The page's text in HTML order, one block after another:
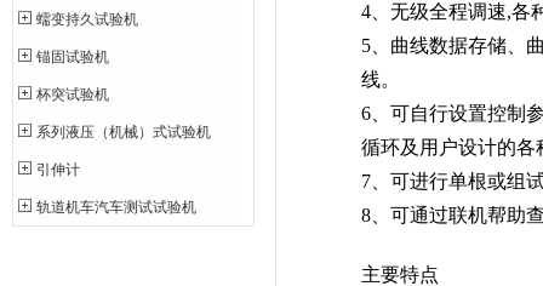
蠕变持久试验机
锚固试验机
杯突试验机
系列液压（机械）式试验机
引伸计
轨道机车汽车测试试验机
4、无级全程调速,各
5、曲线数据存储、
线。
6、可自行设置控制
循环及用户设计的各
7、可进行单根或组
8、可通过联机帮助
主要特点